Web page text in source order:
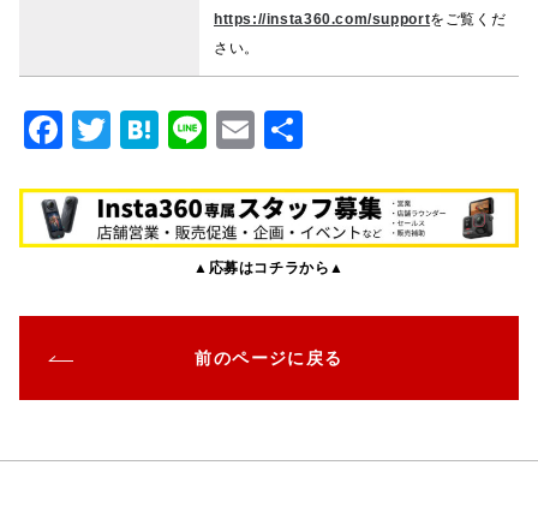
https://insta360.com/supportをご覧くだ
さい。
F
c
e
o
o
k
T
it
te
H
e
n
Li
e
E
ai
l
▲応募はコチラから▲
前のページに戻る